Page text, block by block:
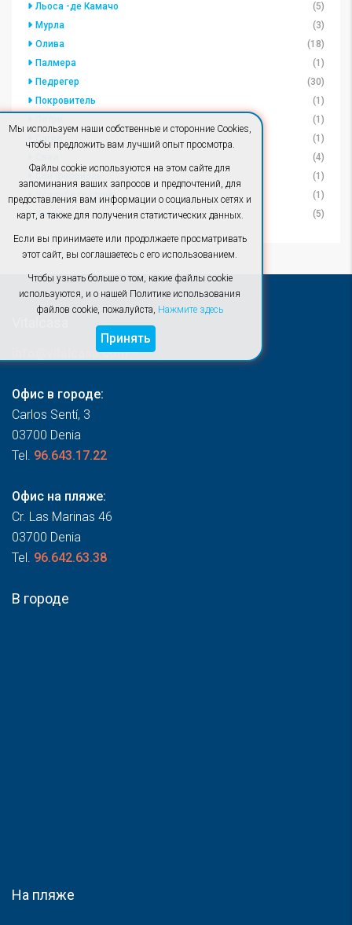
Мы используем наши собственные и сторонние Cookies,
чтобы предложить вам лучший опыт просмотра.
Файлы cookie используются на этом сайте для
запоминания ваших запросов и предпочтений, для
предоставления вам информации о социальных сетях и
карт, а также для получения статистических данных.
Если вы принимаете или продолжаете просматривать
этот сайт, вы соглашаетесь с его использованием.
Чтобы узнать больше о том, какие файлы cookie
используются, и о нашей Политике использования
файлов cookie, пожалуйста, Нажмите здесь
Принять
Льоса -де Камачо
(5)
Мурла
(3)
Олива
(18)
Палмера
(1)
Педрегер
(30)
Покровитель
(1)
(1)
Сагра
(1)
(4)
(1)
Усадьба графини
(1)
Хавеа
(5)
info@vitalcasa.com
Офис в городе:
Carlos Sentí, 3
03700 Denia
Tel. 96.643.17.22
Офис на пляже:
Cr. Las Marinas 46
03700 Denia
Tel. 96.642.63.38
В городе
На пляже